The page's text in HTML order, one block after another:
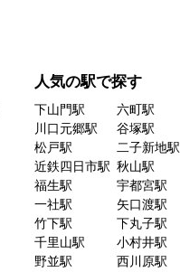
人気の駅で探す
下山門駅
六町駅
川口元郷駅
谷塚駅
松戸駅
二子新地駅
近鉄四日市駅 秋山駅
福生駅
宇都宮駅
一社駅
矢口渡駅
竹下駅
下丸子駅
千里山駅
小村井駅
野並駅
西川原駅